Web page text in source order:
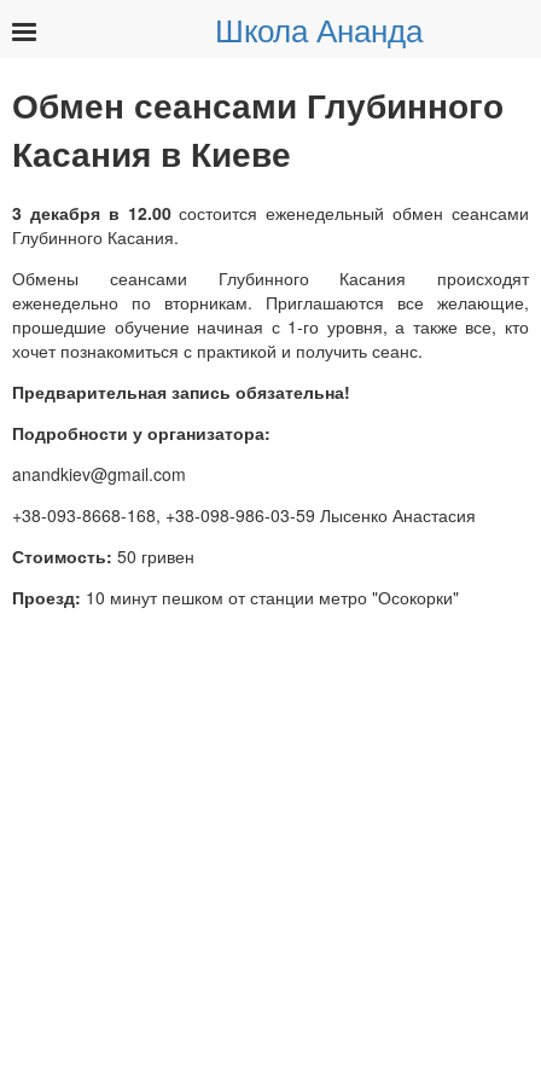
Школа Ананда
Обмен сеансами Глубинного
Касания в Киеве
3 декабря в 12.00состоится еженедельный обмен сеансами
Глубинного Касания.
Обмены сеансами Глубинного Касания происходят
еженедельно по вторникам. Приглашаются все желающие,
прошедшие обучение начиная с 1-го уровня, а также все, кто
хочет познакомиться с практикой и получить сеанс.
Предварительная запись обязательна!
Подробности у организатора:
anandkiev@gmail.com
+38-093-8668-168, +38-098-986-03-59 Лысенко Анастасия
Стоимость: 50 гривен
Проезд: 10 минут пешком от станции метро "Осокорки"